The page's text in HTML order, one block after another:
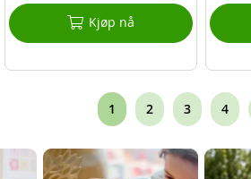
Kjøp nå
Page
You're
reading
1 Page
2 Page
3 Page
4